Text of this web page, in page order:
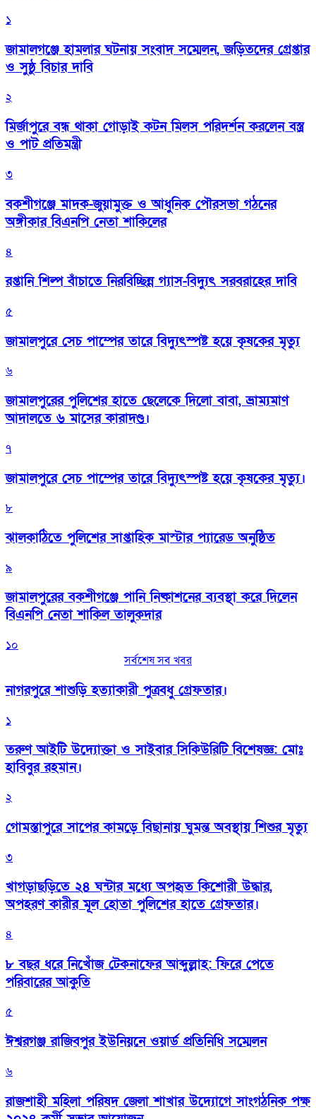
১
জামালগঞ্জে হামলার ঘটনায় সংবাদ সম্মেলন, জড়িতদের গ্রেপ্তার
ও সুষ্ঠু বিচার দাবি
২
মির্জাপুরে বন্ধ থাকা গোড়াই কটন মিলস পরিদর্শন করলেন বস্ত্র
ও পাট প্রতিমন্ত্রী
৩
বকশীগঞ্জে মাদক-জুয়ামুক্ত ও আধুনিক পৌরসভা গঠনের
অঙ্গীকার বিএনপি নেতা শাকিলের
৪
রপ্তানি শিল্প বাঁচাতে নিরবিচ্ছিন্ন গ্যাস-বিদ্যুৎ সরবরাহের দাবি
৫
জামালপুরে সেচ পাম্পের তারে বিদ্যুৎস্পষ্ট হয়ে কৃষকের মৃত্যু
৬
জামালপুরের পুলিশের হাতে ছেলেকে দিলো বাবা, ভ্রাম্যমাণ
আদালতে ৬ মাসের কারাদণ্ড।
৭
জামালপুরে সেচ পাম্পের তারে বিদ্যুৎস্পষ্ট হয়ে কৃষকের মৃত্যু।
৮
‎ঝালকাঠিতে পুলিশের সাপ্তাহিক মাস্টার প্যারেড অনুষ্ঠিত
৯
জামালপুরের বকশীগঞ্জে পানি নিষ্কাশনের ব্যবস্থা করে দিলেন
বিএনপি নেতা শাকিল তালুকদার
১০
সর্বশেষ সব খবর
নাগরপুরে শাশুড়ি হত্যাকারী পুত্রবধু গ্রেফতার।
১
তরুণ আইটি উদ্যোক্তা ও সাইবার সিকিউরিটি বিশেষজ্ঞ: মোঃ
হাবিবুর রহমান।
২
গোমস্তাপুরে সাপের কামড়ে বিছানায় ঘুমন্ত অবস্থায় শিশুর মৃত্যু
৩
খাগড়াছড়িতে ২৪ ঘন্টার মধ্যে অপহৃত কিশোরী উদ্ধার,
অপহরণ কারীর মূল হোতা পুলিশের হাতে গ্রেফতার।
৪
৮ বছর ধরে নিখোঁজ টেকনাফের আব্দুল্লাহ: ফিরে পেতে
পরিবারের আকুতি
৫
ঈশ্বরগঞ্জ রাজিবপুর ইউনিয়নে ওয়ার্ড প্রতিনিধি সম্মেলন
৬
রাজশাহী মহিলা পরিষদ জেলা শাখার উদ্যোগে সাংগঠনিক পক্ষ